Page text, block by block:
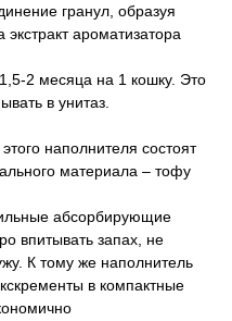
гранул, образуя
экстракт ароматизатора
2 месяца на 1 кошку. Это
в унитаз.
наполнителя состоят
материала – тофу
абсорбирующие
впитывать запах, не
К тому же наполнитель
в компактные